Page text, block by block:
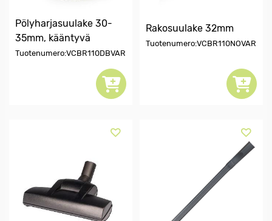
Pölyharjasuulake 30-
35mm, kääntyvä
Tuotenumero:VCBR110DBVAR
Rakosuulake 32mm
Tuotenumero:VCBR110NOVAR